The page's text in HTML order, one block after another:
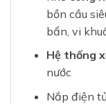
bồn cầu
bẩn, vi
Hệ thống
nước
Nắp điện